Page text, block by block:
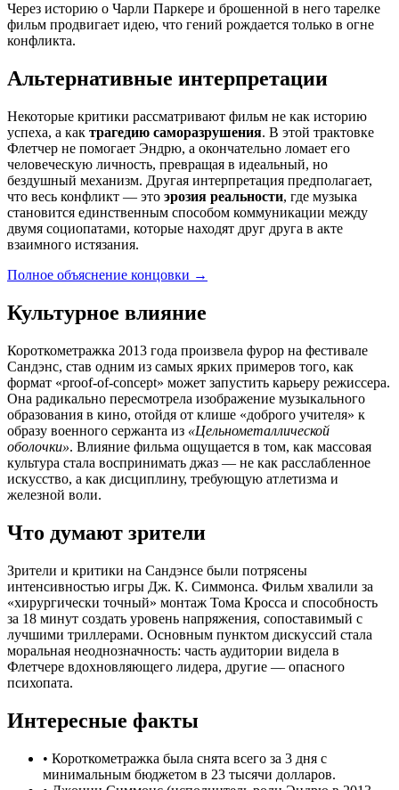
Через историю о Чарли Паркере и брошенной в него тарелке
фильм продвигает идею, что гений рождается только в огне
конфликта.
Альтернативные интерпретации
Некоторые критики рассматривают фильм не как историю
успеха, а как трагедию саморазрушения. В этой трактовке
Флетчер не помогает Эндрю, а окончательно ломает его
человеческую личность, превращая в идеальный, но
бездушный механизм. Другая интерпретация предполагает,
что весь конфликт — это эрозия реальности, где музыка
становится единственным способом коммуникации между
двумя социопатами, которые находят друг друга в акте
взаимного истязания.
Полное объяснение концовки →
Культурное влияние
Короткометражка 2013 года произвела фурор на фестивале
Сандэнс, став одним из самых ярких примеров того, как
формат «proof-of-concept» может запустить карьеру режиссера.
Она радикально пересмотрела изображение музыкального
образования в кино, отойдя от клише «доброго учителя» к
образу военного сержанта из «Цельнометаллической
оболочки». Влияние фильма ощущается в том, как массовая
культура стала воспринимать джаз — не как расслабленное
искусство, а как дисциплину, требующую атлетизма и
железной воли.
Что думают зрители
Зрители и критики на Сандэнсе были потрясены
интенсивностью игры Дж. К. Симмонса. Фильм хвалили за
«хирургически точный» монтаж Тома Кросса и способность
за 18 минут создать уровень напряжения, сопоставимый с
лучшими триллерами. Основным пунктом дискуссий стала
моральная неоднозначность: часть аудитории видела в
Флетчере вдохновляющего лидера, другие — опасного
психопата.
Интересные факты
• Короткометражка была снята всего за 3 дня с
минимальным бюджетом в 23 тысячи долларов.